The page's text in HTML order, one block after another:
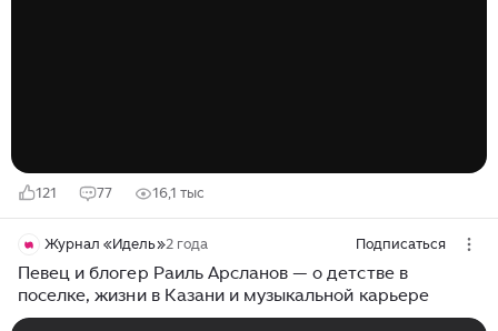
121 77 16,1 тыс
Журнал «Идель»2 года Подписаться
Певец и блогер Раиль Арсланов — о детстве в
поселке, жизни в Казани и музыкальной карьере